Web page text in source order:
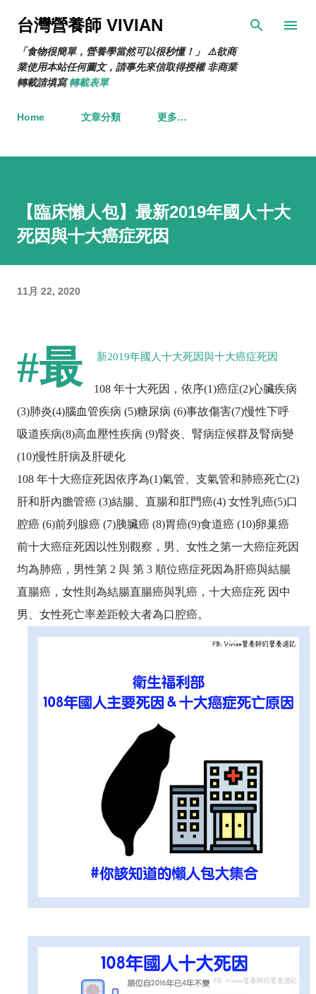
跳到主要內容
台灣營養師 VIVIAN
「食物很簡單，營養學當然可以很秒懂！」 ⚠️欲商
業使用本站任何圖文，請事先來信取得授權 非商業
轉載請填寫轉載表單
Home 文章分類 更多…
【臨床懶人包】最新2019年國人十大
死因與十大癌症死因
11月 22, 2020
#最 新2019年國人十大死因與十大癌症死因
108 年十大死因，依序(1)癌症(2)心臟疾病
(3)肺炎(4)腦血管疾病 (5)糖尿病 (6)事故傷害(7)慢性下呼
吸道疾病(8)高血壓性疾病 (9)腎炎、腎病症候群及腎病變
(10)慢性肝病及肝硬化
108 年十大癌症死因依序為(1)氣管、支氣管和肺癌死亡(2)
肝和肝內膽管癌 (3)結腸、直腸和肛門癌(4) 女性乳癌(5)口
腔癌 (6)前列腺癌 (7)胰臟癌 (8)胃癌(9)食道癌 (10)卵巢癌
前十大癌症死因以性別觀察，男、女性之第一大癌症死因
均為肺癌，男性第 2 與 第 3 順位癌症死因為肝癌與結腸
直腸癌，女性則為結腸直腸癌與乳癌，十大癌症死 因中
男、女性死亡率差距較大者為口腔癌。